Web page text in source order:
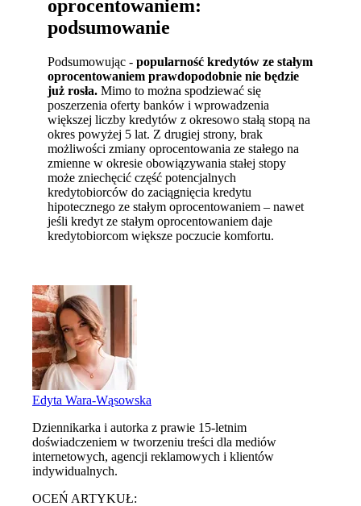
oprocentowaniem:
podsumowanie
Podsumowując -popularność kredytów ze stałym
oprocentowaniem prawdopodobnie nie będzie
już rosła.Mimo to można spodziewać się
poszerzenia oferty banków i wprowadzenia
większej liczby kredytów z okresowo stałą stopą na
okres powyżej 5 lat. Z drugiej strony, brak
możliwości zmiany oprocentowania ze stałego na
zmienne w okresie obowiązywania stałej stopy
może zniechęcić część potencjalnych
kredytobiorców do zaciągnięcia kredytu
hipotecznego ze stałym oprocentowaniem – nawet
jeśli kredyt ze stałym oprocentowaniem daje
kredytobiorcom większe poczucie komfortu.
Edyta Wara-Wąsowska
Dziennikarka i autorka z prawie 15-letnim
doświadczeniem w tworzeniu treści dla mediów
internetowych, agencji reklamowych i klientów
indywidualnych.
OCEŃ ARTYKUŁ: